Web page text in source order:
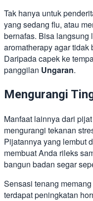
Tak hanya untuk
yang sedang flu, atau
bernafas. Bisa langsung
aromatherapy agar
Daripada capek ke
panggilan Ungaran.
Mengurangi
Manfaat lainnya dari
mengurangi tekanan
Pijatannya yang lembut
membuat Anda rileks
bangun badan segar
Sensasi tenang
terdapat peningkatan